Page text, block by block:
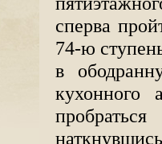
сперва
74-ю
в
кухонного